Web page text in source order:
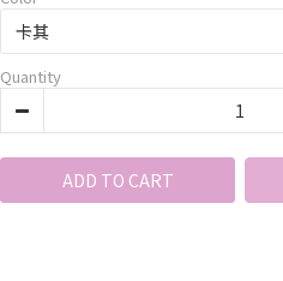
Quantity
ADD TO CART